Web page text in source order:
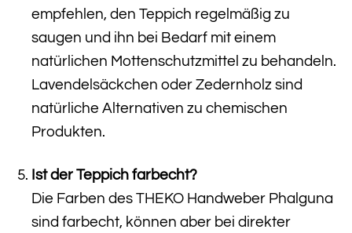
empfehlen, den Teppich regelmäßig zu
saugen und ihn bei Bedarf mit einem
natürlichen Mottenschutzmittel zu behandeln.
Lavendelsäckchen oder Zedernholz sind
natürliche Alternativen zu chemischen
Produkten.
Ist der Teppich farbecht?
Die Farben des THEKO Handweber Phalguna
sind farbecht, können aber bei direkter